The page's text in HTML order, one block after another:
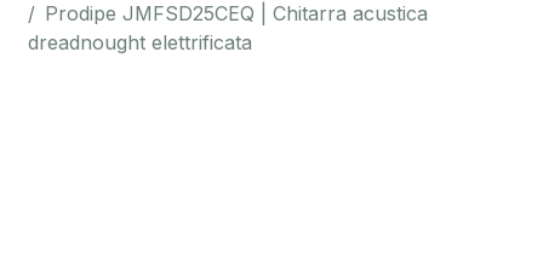
Prodipe JMFSD25CEQ | Chitarra acustica
dreadnought elettrificata